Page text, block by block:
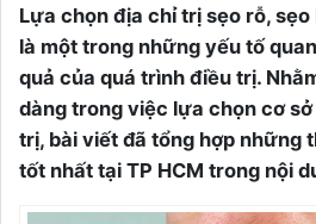
Lựa chọn địa chỉ trị sẹo rỗ,
là một trong những yếu tố
quả của quá trình điều trị.
dàng trong việc lựa chọn cơ
trị, bài viết đã tổng hợp những
tốt nhất tại TP HCM trong nội